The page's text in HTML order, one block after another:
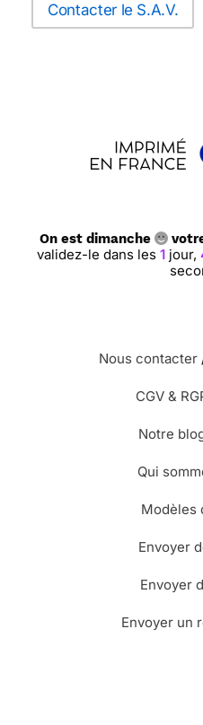
Contacter le S.A.V.
On est dimanche
validez-le dans les 1 jour,
Nous contacter
CGV &
Notre
Qui
Modèles
Envoyer
Envoyer
Envoyer un